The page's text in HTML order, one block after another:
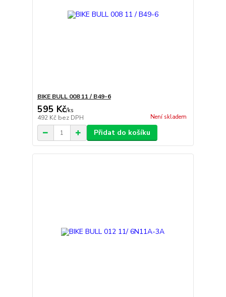
BIKE BULL 008 11 / B49-6
595 Kč/ks
492 Kč bez DPH Není skladem
Přidat do košíku